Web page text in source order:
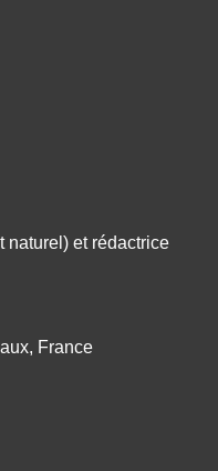
naturel) et rédactrice
France